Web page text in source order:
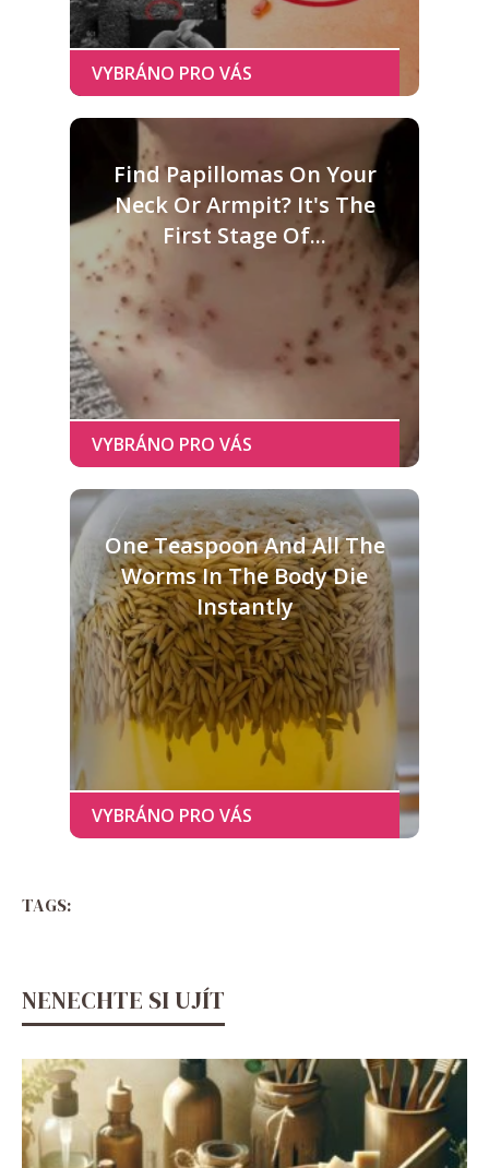
Find Papillomas On Your
Neck Or Armpit? It's The
First Stage Of...
One Teaspoon And All The
Worms In The Body Die
Instantly
TAGS:
NENECHTE SI UJÍT